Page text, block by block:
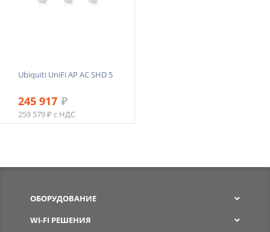
Ubiquiti UniFi AP AC SHD 5
245 917 ₽
259 579 ₽ с НДС
ОБОРУДОВАНИЕ
WI-FI РЕШЕНИЯ